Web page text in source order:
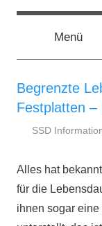
Zumssd-
SSD
Kaufberatung:
Kauftipp
Menü
Begrenzte
Festplatten –
Januar
ratgeber.de
SSD
Alles hat
für die
ihnen sogar